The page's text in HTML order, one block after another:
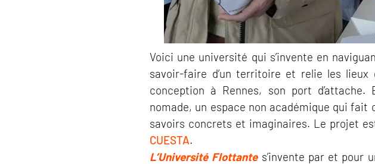
Voici une université qui s’invente en
savoir-faire d’un territoire et relie les
conception à Rennes, son port d’attache.
nomade, un espace non académique qui
savoirs concrets et imaginaires. Le projet
CUESTA.
L’Université Flottantes’invente par et pour